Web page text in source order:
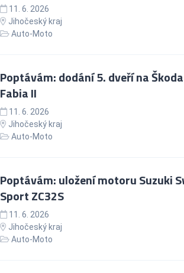
11. 6. 2026
Jihočeský kraj
Auto-Moto
Poptávám: dodání 5. dveří na Škoda
Fabia II
11. 6. 2026
Jihočeský kraj
Auto-Moto
Poptávám: uložení motoru Suzuki
Sport ZC32S
11. 6. 2026
Jihočeský kraj
Auto-Moto